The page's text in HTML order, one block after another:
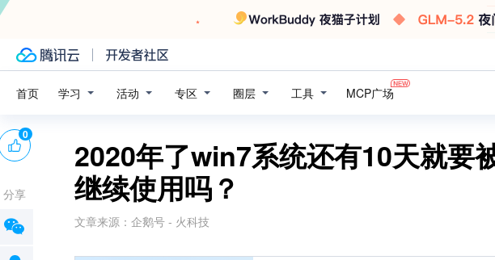
首页 学习 活动 专区 圈层 工具 MCP广场
2020年了win7系统还有10天就要
继续使用吗？
文章来源： 企鹅号 - 火科技
0
分享